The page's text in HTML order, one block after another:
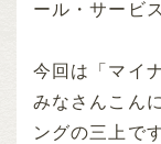
ール・サービ
今回は「マイ
みなさんこん
ングの三上です